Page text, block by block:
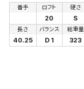
番手 ロフト
20
硬さ
S
長さ
40.25
バランス
D 1
総重量
323